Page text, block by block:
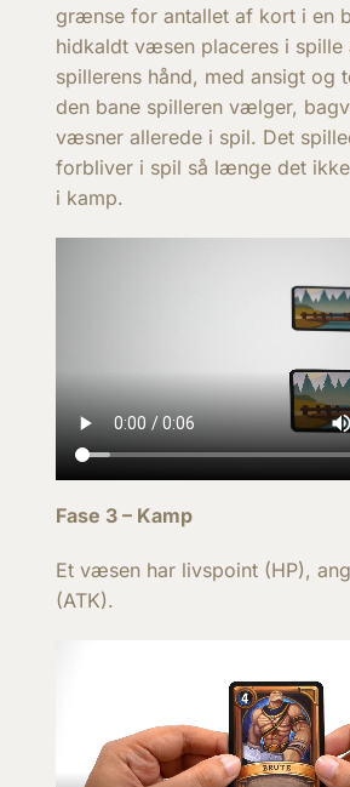
grænse for antallet af kort i en
hidkaldt væsen placeres i spille
spillerens hånd, med ansigt og
den bane spilleren vælger,
væsner allerede i spil. Det
forbliver i spil så længe det
i kamp.
Fase 3 – Kamp
Et væsen har livspoint (HP),
(ATK).